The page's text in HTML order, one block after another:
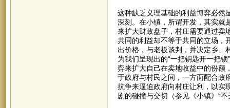
这种缺乏义理基础的利益博弈必然
深刻。在小镇，所谓开发，其实就
来扩大财政盘子，村庄需要通过卖
共同的利益却不等于共同的立场，
出价格，与老板谈判，并决定乡、
为我们呈现出的“一把钥匙开一把
弈来扩大自己在卖地收益中的份额
于政府与村民之间，一方面配合政
抗争来逼迫政府向村庄让利，以实
剧的碰撞与交切（参见《小镇》“不